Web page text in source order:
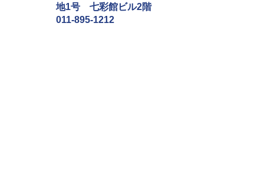
地1号 七彩館ビル2階
011-895-1212